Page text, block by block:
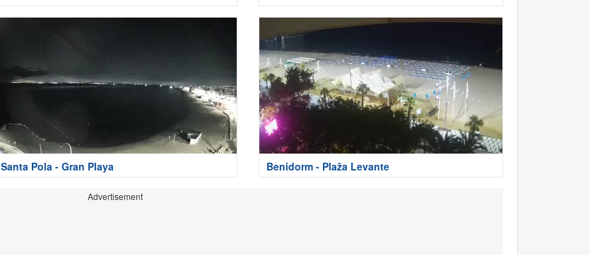
Santa Pola - Gran Playa Benidorm - Plaža Levante
Advertisement